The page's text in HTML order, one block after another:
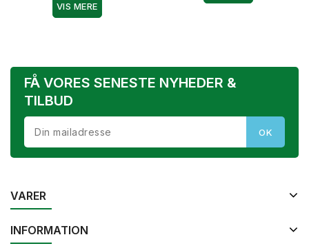
VIS MERE
FÅ VORES SENESTE NYHEDER &
TILBUD
VARER
INFORMATION